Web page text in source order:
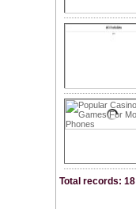
Total records: 18